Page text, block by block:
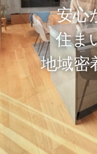
安心
住ま
地域密